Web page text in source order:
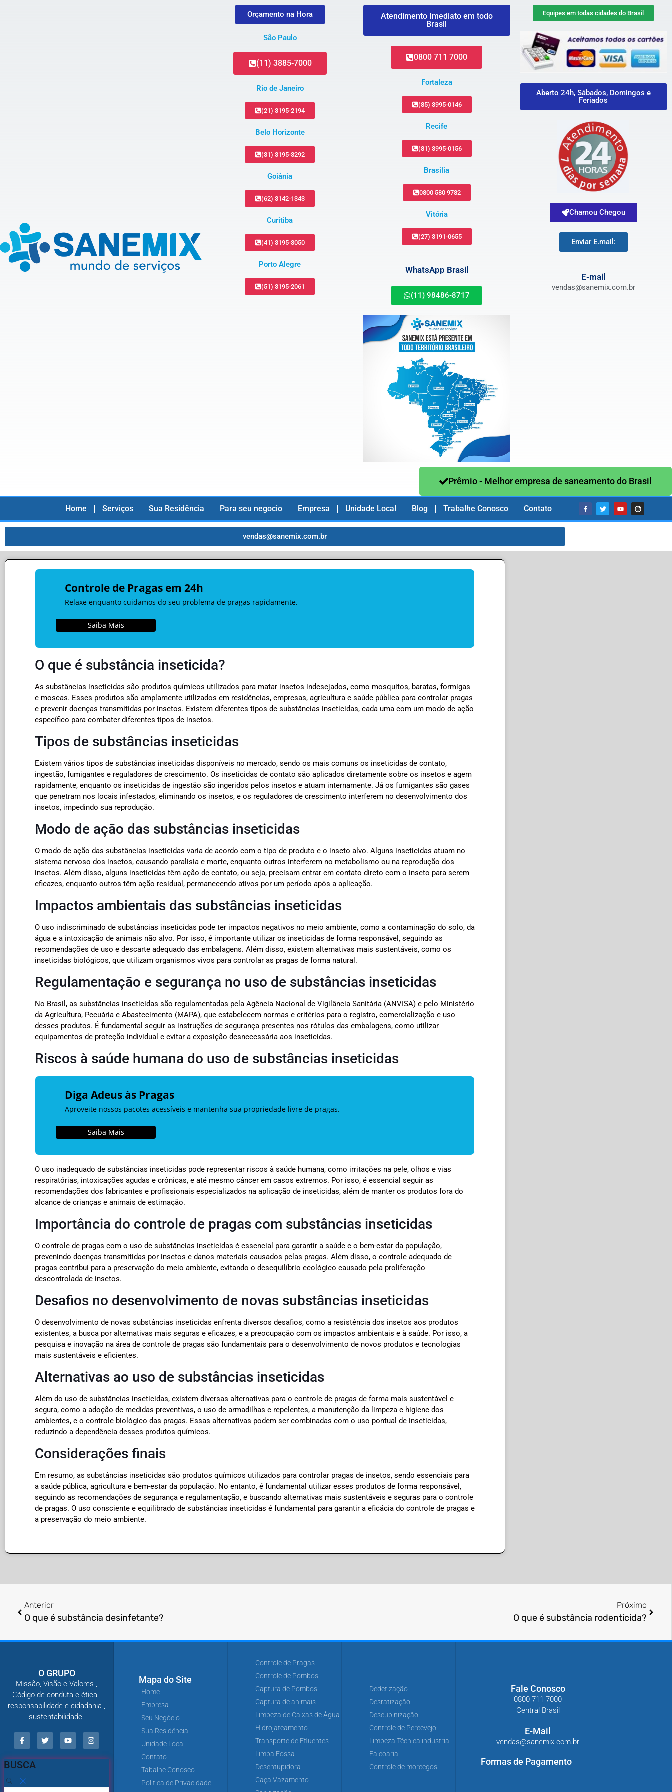
Orçamento na Hora
São Paulo
(11) 3885-7000
Rio de Janeiro
(21) 3195-2194
Belo Horizonte
(31) 3195-3292
Goiânia
(62) 3142-1343
Curitiba
(41) 3195-3050
Porto Alegre
(51) 3195-2061
Atendimento Imediato em todo
Brasil
0800 711 7000
Fortaleza
(85) 3995-0146
Recife
(81) 3995-0156
Brasilia
0800 580 9782
Vitória
(27) 3191-0655
WhatsApp Brasil
(11) 98486-8717
Equipes em todas cidades do Brasil
Aberto 24h, Sábados, Domingos e
Feriados
Chamou Chegou
Enviar E.mail:
E-mail
vendas@sanemix.com.br
Prêmio - Melhor empresa de saneamento do Brasil
Home Serviços Sua Residência Para seu negocio Empresa Unidade Local Blog Trabalhe Conosco Contato
vendas@sanemix.com.br
Controle de Pragas em 24h
Relaxe enquanto cuidamos do seu problema de pragas rapidamente.
Saiba Mais
O que é substância inseticida?
As substâncias inseticidas são produtos químicos utilizados para matar insetos indesejados, como mosquitos, baratas, formigas
e moscas. Esses produtos são amplamente utilizados em residências, empresas, agricultura e saúde pública para controlar pragas
e prevenir doenças transmitidas por insetos. Existem diferentes tipos de substâncias inseticidas, cada uma com um modo de ação
específico para combater diferentes tipos de insetos.
Tipos de substâncias inseticidas
Existem vários tipos de substâncias inseticidas disponíveis no mercado, sendo os mais comuns os inseticidas de contato,
ingestão, fumigantes e reguladores de crescimento. Os inseticidas de contato são aplicados diretamente sobre os insetos e agem
rapidamente, enquanto os inseticidas de ingestão são ingeridos pelos insetos e atuam internamente. Já os fumigantes são gases
que penetram nos locais infestados, eliminando os insetos, e os reguladores de crescimento interferem no desenvolvimento dos
insetos, impedindo sua reprodução.
Modo de ação das substâncias inseticidas
O modo de ação das substâncias inseticidas varia de acordo com o tipo de produto e o inseto alvo. Alguns inseticidas atuam no
sistema nervoso dos insetos, causando paralisia e morte, enquanto outros interferem no metabolismo ou na reprodução dos
insetos. Além disso, alguns inseticidas têm ação de contato, ou seja, precisam entrar em contato direto com o inseto para serem
eficazes, enquanto outros têm ação residual, permanecendo ativos por um período após a aplicação.
Impactos ambientais das substâncias inseticidas
O uso indiscriminado de substâncias inseticidas pode ter impactos negativos no meio ambiente, como a contaminação do solo, da
água e a intoxicação de animais não alvo. Por isso, é importante utilizar os inseticidas de forma responsável, seguindo as
recomendações de uso e descarte adequado das embalagens. Além disso, existem alternativas mais sustentáveis, como os
inseticidas biológicos, que utilizam organismos vivos para controlar as pragas de forma natural.
Regulamentação e segurança no uso de substâncias inseticidas
No Brasil, as substâncias inseticidas são regulamentadas pela Agência Nacional de Vigilância Sanitária (ANVISA) e pelo Ministério
da Agricultura, Pecuária e Abastecimento (MAPA), que estabelecem normas e critérios para o registro, comercialização e uso
desses produtos. É fundamental seguir as instruções de segurança presentes nos rótulos das embalagens, como utilizar
equipamentos de proteção individual e evitar a exposição desnecessária aos inseticidas.
Riscos à saúde humana do uso de substâncias inseticidas
Diga Adeus às Pragas
Aproveite nossos pacotes acessíveis e mantenha sua propriedade livre de pragas.
Saiba Mais
O uso inadequado de substâncias inseticidas pode representar riscos à saúde humana, como irritações na pele, olhos e vias
respiratórias, intoxicações agudas e crônicas, e até mesmo câncer em casos extremos. Por isso, é essencial seguir as
recomendações dos fabricantes e profissionais especializados na aplicação de inseticidas, além de manter os produtos fora do
alcance de crianças e animais de estimação.
Importância do controle de pragas com substâncias inseticidas
O controle de pragas com o uso de substâncias inseticidas é essencial para garantir a saúde e o bem-estar da população,
prevenindo doenças transmitidas por insetos e danos materiais causados pelas pragas. Além disso, o controle adequado de
pragas contribui para a preservação do meio ambiente, evitando o desequilíbrio ecológico causado pela proliferação
descontrolada de insetos.
Desafios no desenvolvimento de novas substâncias inseticidas
O desenvolvimento de novas substâncias inseticidas enfrenta diversos desafios, como a resistência dos insetos aos produtos
existentes, a busca por alternativas mais seguras e eficazes, e a preocupação com os impactos ambientais e à saúde. Por isso, a
pesquisa e inovação na área de controle de pragas são fundamentais para o desenvolvimento de novos produtos e tecnologias
mais sustentáveis e eficientes.
Alternativas ao uso de substâncias inseticidas
Além do uso de substâncias inseticidas, existem diversas alternativas para o controle de pragas de forma mais sustentável e
segura, como a adoção de medidas preventivas, o uso de armadilhas e repelentes, a manutenção da limpeza e higiene dos
ambientes, e o controle biológico das pragas. Essas alternativas podem ser combinadas com o uso pontual de inseticidas,
reduzindo a dependência desses produtos químicos.
Considerações finais
Em resumo, as substâncias inseticidas são produtos químicos utilizados para controlar pragas de insetos, sendo essenciais para
a saúde pública, agricultura e bem-estar da população. No entanto, é fundamental utilizar esses produtos de forma responsável,
seguindo as recomendações de segurança e regulamentação, e buscando alternativas mais sustentáveis e seguras para o controle
de pragas. O uso consciente e equilibrado de substâncias inseticidas é fundamental para garantir a eficácia do controle de pragas e
a preservação do meio ambiente.
Anterior
O que é substância desinfetante?
Próximo
O que é substância rodenticida?
O GRUPO
Missão, Visão e Valores ,
Código de conduta e ética ,
responsabilidade e cidadania ,
sustentabilidade.
BUSCA
Mapa do Site
Home
Empresa
Seu Negócio
Sua Residência
Unidade Local
Contato
Tabalhe Conosco
Politica de Privacidade
Controle de Pragas
Controle de Pombos
Captura de Pombos
Captura de animais
Limpeza de Caixas de Água
Hidrojateamento
Transporte de Efluentes
Limpa Fossa
Desentupidora
Caça Vazamento
Dedetização
Desratização
Descupinização
Controle de Percevejo
Limpeza Técnica industrial
Falcoaria
Controle de morcegos
Fale Conosco
0800 711 7000
Central Brasil
E-Mail
vendas@sanemix.com.br
Formas de Pagamento